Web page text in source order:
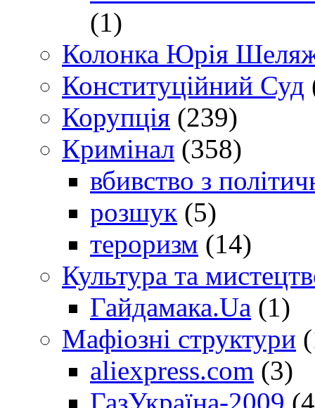
(1)
Колонка Юрія
Конституційний Суд
Корупція (239)
Кримінал (358)
вбивство з
розшук (5)
тероризм (14)
Культура та
Гайдамака.Ua (1)
Мафіозні структури
aliexpress.com (3)
ГазУкраїна-2009